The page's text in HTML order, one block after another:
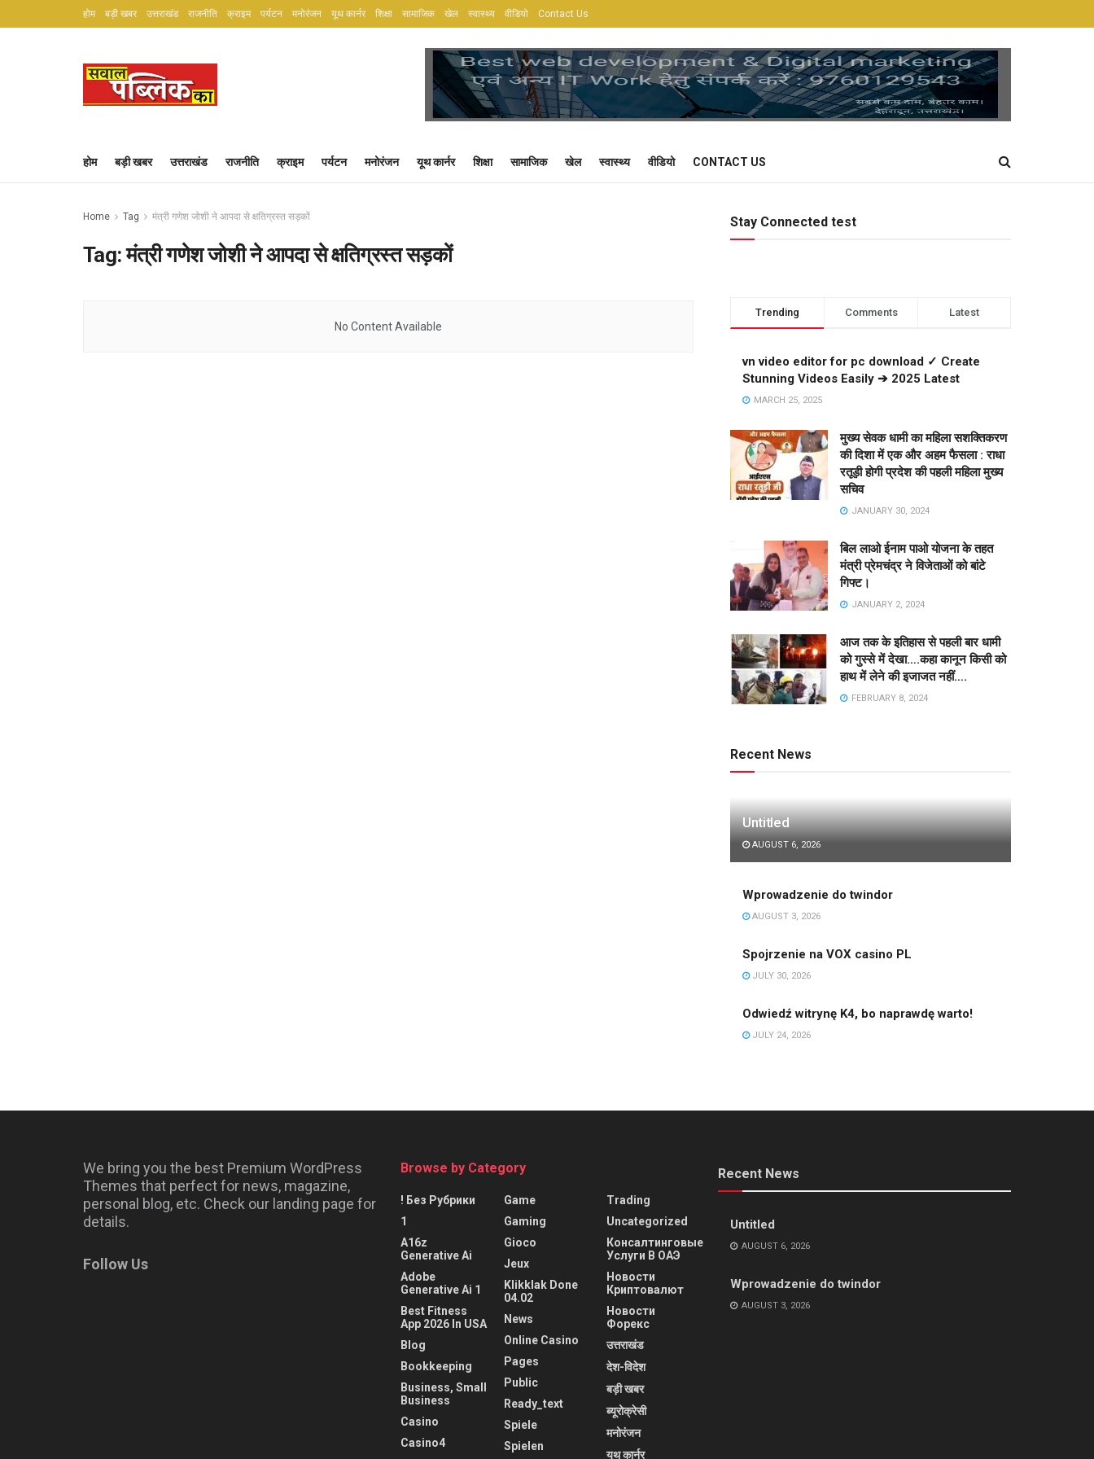
होम बड़ी खबर उत्तराखंड राजनीति क्राइम पर्यटन मनोरंजन यूथ कार्नर शिक्षा सामाजिक खेल स्वास्थ्य वीडियो Contact Us
होम बड़ी खबर उत्तराखंड राजनीति क्राइम पर्यटन मनोरंजन यूथ कार्नर शिक्षा सामाजिक खेल स्वास्थ्य वीडियो CONTACT US
Home Tag मंत्री गणेश जोशी ने आपदा से क्षतिग्रस्त सड़कों
Tag:मंत्री गणेश जोशी ने आपदा से क्षतिग्रस्त सड़कों
No Content Available
Stay Connected test
Trending Comments Latest
vn video editor for pc download ✓ Create
Stunning Videos Easily ➔ 2025 Latest
MARCH 25, 2025
मुख्य सेवक धामी का महिला सशक्तिकरण
की दिशा में एक और अहम फैसला : राधा
रतूड़ी होगी प्रदेश की पहली महिला मुख्य
सचिव
JANUARY 30, 2024
बिल लाओ ईनाम पाओ योजना के तहत
मंत्री प्रेमचंद्र ने विजेताओं को बांटे
गिफ्ट।
JANUARY 2, 2024
आज तक के इतिहास से पहली बार धामी
को गुस्से में देखा….कहा कानून किसी को
हाथ में लेने की इजाजत नहीं….
FEBRUARY 8, 2024
Recent News
Untitled
AUGUST 6, 2026
Wprowadzenie do twindor
AUGUST 3, 2026
Spojrzenie na VOX casino PL
JULY 30, 2026
Odwiedź witrynę K4, bo naprawdę warto!
JULY 24, 2026
We bring you the best Premium WordPress
Themes that perfect for news, magazine,
personal blog, etc. Check our landing page for
details.
Follow Us
Browse by Category
! Без Рубрики
1
A16z
Generative Ai
Adobe
Generative Ai 1
Best Fitness
App 2026 In USA
Blog
Bookkeeping
Business, Small
Business
Casino
Casino4
Game
Gaming
Gioco
Jeux
Klikklak Done
04.02
News
Online Casino
Pages
Public
Ready_text
Spiele
Spielen
Trading
Uncategorized
Консалтинговые
Услуги В ОАЭ
Новости
Криптовалют
Новости
Форекс
उत्तराखंड
देश-विदेश
बड़ी खबर
ब्यूरोक्रेसी
मनोरंजन
यूथ कार्नर
Recent News
Untitled
AUGUST 6, 2026
Wprowadzenie do twindor
AUGUST 3, 2026